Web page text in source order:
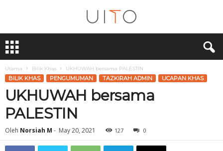
T
Utama Bilik Khas UKHUWAH bersama PALESTIN
BILIK KHAS PENGUMUMAN TAZKIRAH ADMIN UCAPAN KHAS
UKHUWAH bersama
PALESTIN
Oleh Norsiah M - May 20, 2021 127 0